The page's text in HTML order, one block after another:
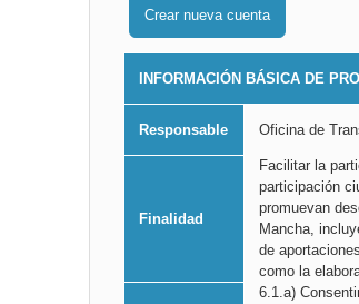
INFORMACIÓN BÁSICA DE
Responsable Oficina de
Finalidad
Facilitar la
participación
promuevan
Mancha,
de
como la
6.1.a)